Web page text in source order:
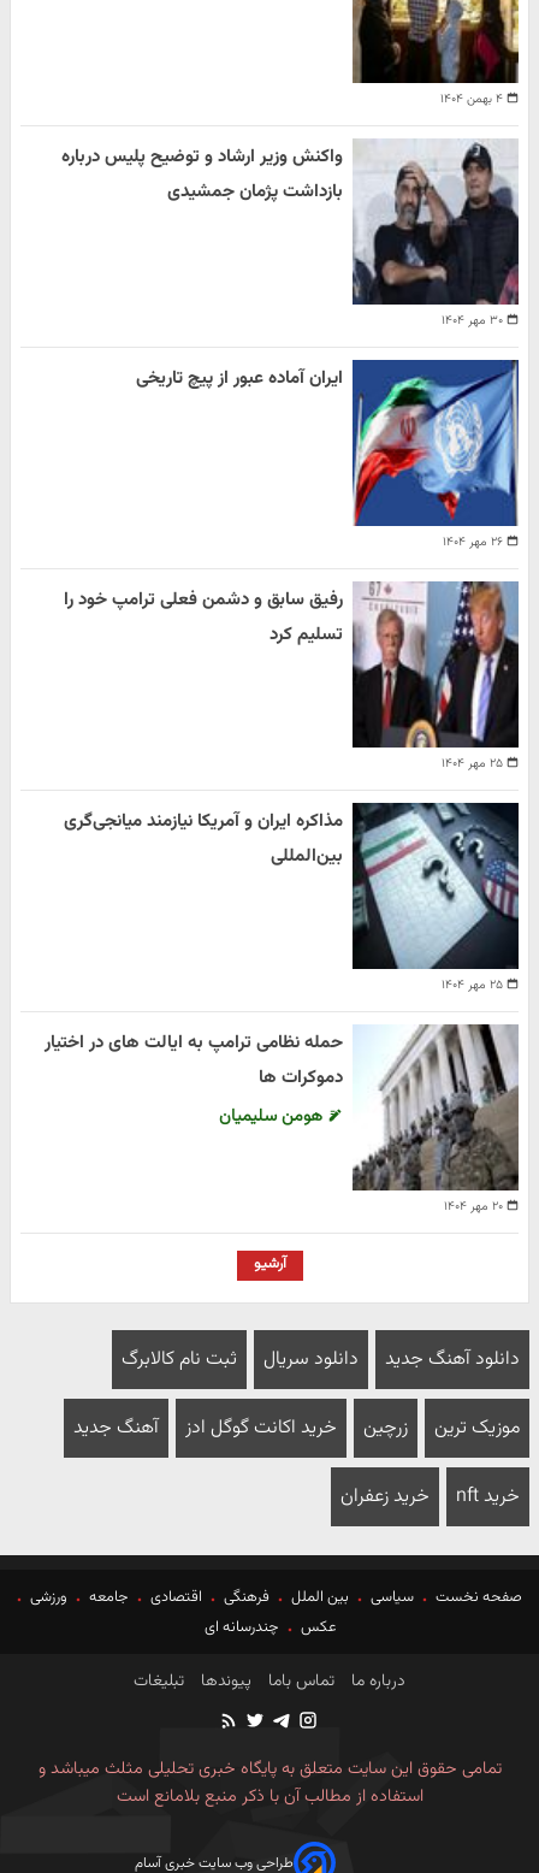
۴ بهمن ۱۴۰۴
۳۰ مهر ۱۴۰۴
واکنش وزیر ارشاد و توضیح پلیس درباره
بازداشت پژمان جمشیدی
۲۶ مهر ۱۴۰۴
ایران آماده عبور از پیچ تاریخی
۲۵ مهر ۱۴۰۴
رفیق سابق و دشمن فعلی ترامپ خود را
تسلیم کرد
۲۵ مهر ۱۴۰۴
مذاکره ایران و آمریکا نیازمند میانجی‌گری
بین‌المللی
۲۰ مهر ۱۴۰۴
حمله نظامی ترامپ به ایالت های در اختیار
دموکرات ها
هومن سلیمیان
آرشیو
دانلود آهنگ جدید دانلود سریال ثبت نام کالابرگ
موزیک ترین زرچین خرید اکانت گوگل ادز آهنگ جدید
خرید nft خرید زعفران
صفحه نخست سیاسی بین الملل فرهنگی اقتصادی جامعه
ورزشی
عکس
چندرسانه ای
درباره ما تماس باما پیوندها تبلیغات
تمامی حقوق این سایت متعلق به پایگاه خبری تحلیلی مثلث میباشد و
استفاده از مطالب آن با ذکر منبع بلامانع است
طراحی وب سایت خبری آسام